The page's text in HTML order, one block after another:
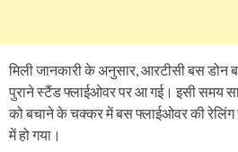
मिली जानकारी के अनुसार, आरटीसी बस
पुराने स्टैंड फ्लाईओवर पर आ गई। इसी समय
को बचाने के चक्कर में बस फ्लाईओवर की
में हो गया।